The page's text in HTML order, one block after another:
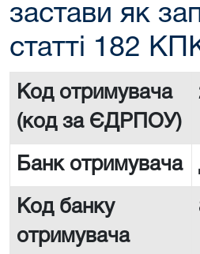
застави як
статті 182
Код отримувача
(код за ЄДРПОУ)
Банк отримувача
Код банку
отримувача